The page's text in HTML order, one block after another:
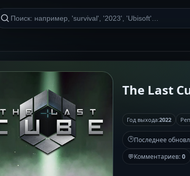
The Last
Год выхода:2022
🕒Последнее
💬Комментариев:0